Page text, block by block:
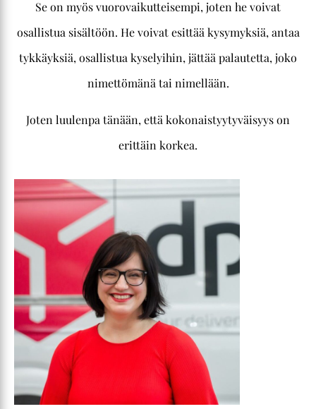
Se on myös vuorovaikutteisempi, joten he voivat
osallistua sisältöön. He voivat esittää kysymyksiä, antaa
tykkäyksiä, osallistua kyselyihin, jättää palautetta, joko
nimettömänä tai nimellään.
Joten luulenpa tänään, että kokonaistyytyväisyys on
erittäin korkea.